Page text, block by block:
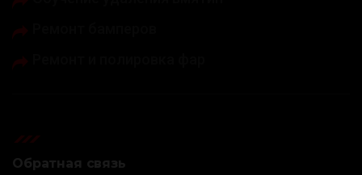
Обратная связь